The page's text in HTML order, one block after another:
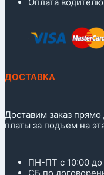
ДОСТАВКА
Доставим заказ
платы за подъем на
ПН-ПТ с 10:00 до